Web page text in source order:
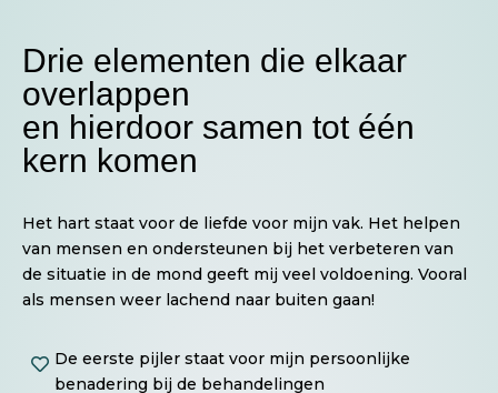
Drie elementen die elkaar
overlappen
en hierdoor samen tot één
kern komen
Het hart staat voor de liefde voor mijn vak. Het helpen
van mensen en ondersteunen bij het verbeteren van
de situatie in de mond geeft mij veel voldoening. Vooral
als mensen weer lachend naar buiten gaan!
 De eerste pijler staat voor mijn persoonlijke
benadering bij de behandelingen